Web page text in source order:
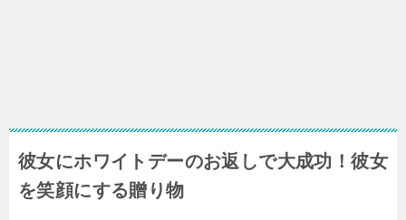
彼女にホワイトデーのお返しで大成功！彼女
を笑顔にする贈り物